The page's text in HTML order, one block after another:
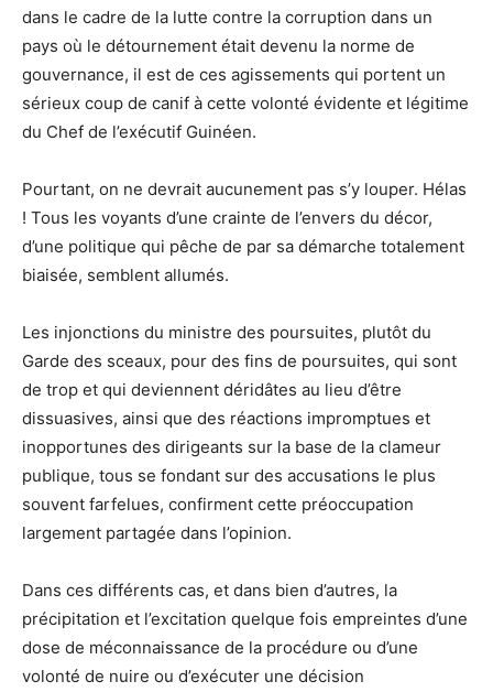
dans le cadre de la lutte contre la corruption dans un
pays où le détournement était devenu la norme de
gouvernance, il est de ces agissements qui portent un
sérieux coup de canif à cette volonté évidente et légitime
du Chef de l’exécutif Guinéen.
Pourtant, on ne devrait aucunement pas s’y louper. Hélas
! Tous les voyants d’une crainte de l’envers du décor,
d’une politique qui pêche de par sa démarche totalement
biaisée, semblent allumés.
Les injonctions du ministre des poursuites, plutôt du
Garde des sceaux, pour des fins de poursuites, qui sont
de trop et qui deviennent déridâtes au lieu d’être
dissuasives, ainsi que des réactions impromptues et
inopportunes des dirigeants sur la base de la clameur
publique, tous se fondant sur des accusations le plus
souvent farfelues, confirment cette préoccupation
largement partagée dans l’opinion.
Dans ces différents cas, et dans bien d’autres, la
précipitation et l’excitation quelque fois empreintes d’une
dose de méconnaissance de la procédure ou d’une
volonté de nuire ou d’exécuter une décision